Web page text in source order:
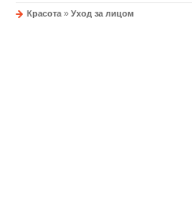
Красота » Уход за лицом